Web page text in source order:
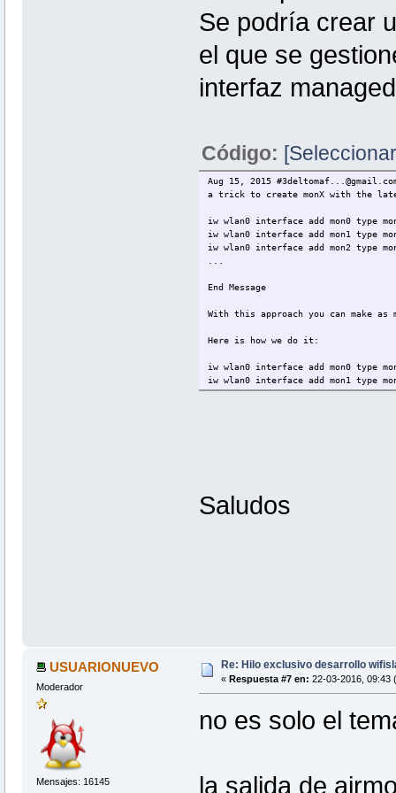
Se podría crear
el que se
interfaz
Código:
Aug 15, 2015
a trick to create monX with the
iw wlan0 interface add mon0 type
iw wlan0 interface add mon1 type
iw wlan0 interface add mon2 type
End Message
With this approach you can make
Here is how we do it:
iw wlan0 interface add mon0 type
iw wlan0 interface add mon1 type
iw wlan0 interface add mon2 type
# To avoid network-manager conflict
ifconfig mon0mon down
iwconfig mon0mon mode monitor
#Add mac spoofing routine here
Saludos
USUARIONUEVO
Moderador
Mensajes: 16145
Re: Hilo exclusivo desarrollo
« Respuesta #7 en: 22-03-2016, 09:43
no es solo el
la salida de